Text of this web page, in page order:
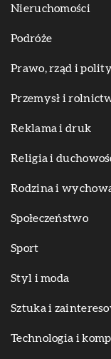
Nieruchomości
Podróże
Prawo, rząd i
Przemysł i
Reklama i druk
Religia i
Rodzina i
Społeczeństwo
Sport
Styl i moda
Sztuka i
Technologia i